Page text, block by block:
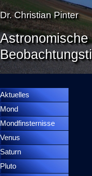
Direkt zum Seiteninhalt
Dr. Christian Pinter
Astronomische
Aktuelles
Mond
Mondfinsternisse
Venus
Saturn
Pluto